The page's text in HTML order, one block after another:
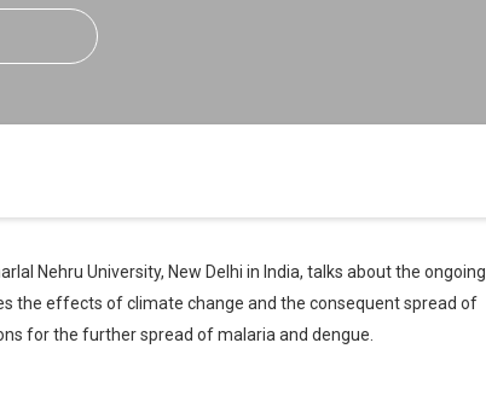
Nehru University, New Delhi in India, talks about the ongoing
the effects of climate change and the consequent spread of
for the further spread of malaria and dengue.